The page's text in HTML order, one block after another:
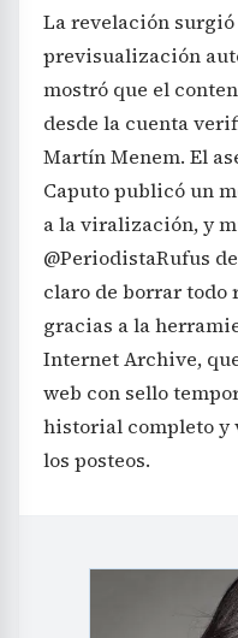
La revelación
previsualización
mostró que el
desde la cuenta
Martín Menem. El
Caputo publicó un
a la viralización, y
@PeriodistaRufus
claro de borrar todo
gracias a la
Internet Archive,
web con sello
historial completo
los posteos.